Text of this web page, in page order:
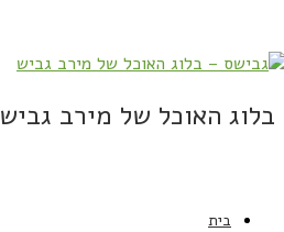
בלוג האוכל של מירב גביש
בית